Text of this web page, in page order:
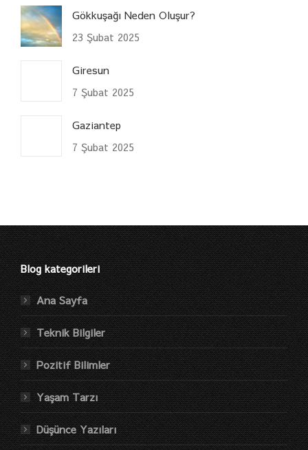
Gökkuşağı Neden Oluşur?
23 Şubat 2025
Giresun
7 Şubat 2025
Gaziantep
7 Şubat 2025
Blog kategorileri
Ana Sayfa
Teknik Bilgiler
Pozitif Bilimler
Yaşam Tarzı
Düşünce Yazıları